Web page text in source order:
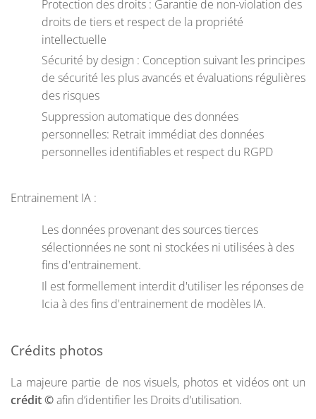
Protection des droits : Garantie de non-violation des
droits de tiers et respect de la propriété
intellectuelle
Sécurité by design : Conception suivant les principes
de sécurité les plus avancés et évaluations régulières
des risques
Suppression automatique des données
personnelles: Retrait immédiat des données
personnelles identifiables et respect du RGPD
Entrainement IA :
Les données provenant des sources tierces
sélectionnées ne sont ni stockées ni utilisées à des
fins d'entrainement.
Il est formellement interdit d'utiliser les réponses de
Icia à des fins d'entrainement de modèles IA.
Crédits photos
La majeure partie de nos visuels, photos et vidéos ont un
crédit ©afin d’identifier les Droits d’utilisation.